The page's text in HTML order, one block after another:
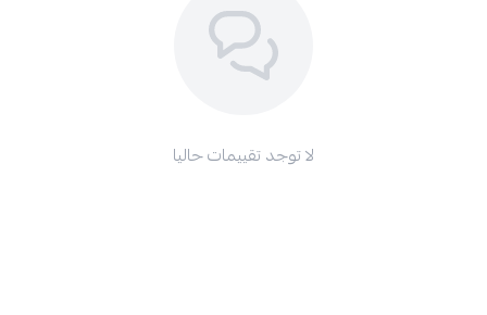
لا توجد تقييمات حاليا